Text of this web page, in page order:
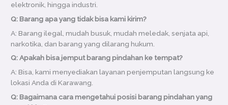
elektronik, hingga industri.
Q: Barang apa yang tidak bisa kami kirim?
A: Barang ilegal, mudah busuk, mudah meledak, senjata api,
narkotika, dan barang yang dilarang hukum.
Q: Apakah bisa jemput barang pindahan ke tempat?
A: Bisa, kami menyediakan layanan penjemputan langsung ke
lokasi Anda di Karawang.
Q: Bagaimana cara mengetahui posisi barang pindahan yang